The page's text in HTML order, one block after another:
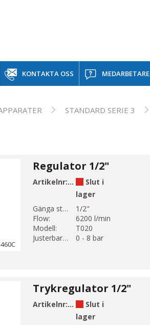
KONTAKTA OSS MEDARBETARE
STANDARD SERIE 3
Regulator 1/2"
Artikelnr:E460-4-3C
Slut i
lager
Gänga storlek 1:
1/2"
Flow:
6200 l/min
Modell:
T020
Justerbart tryck:
0 - 8 bar
Trykregulator 1/2"
Artikelnr:E460-4-3C-12
Slut i
lager